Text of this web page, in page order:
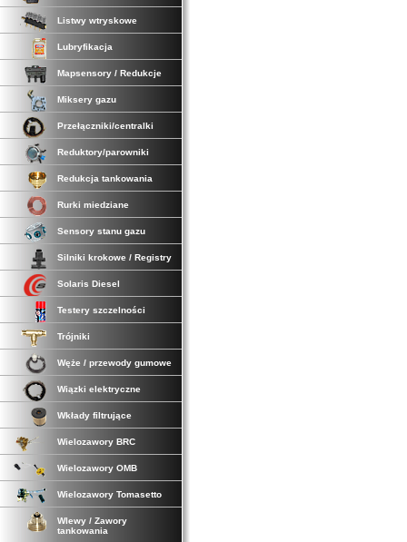
Listwy wtryskowe
Lubryfikacja
Mapsensory / Redukcje
Miksery gazu
Przełączniki/centralki
Reduktory/parowniki
Redukcja tankowania
Rurki miedziane
Sensory stanu gazu
Silniki krokowe / Registry
Solaris Diesel
Testery szczelności
Trójniki
Węże / przewody gumowe
Wiązki elektryczne
Wkłady filtrujące
Wielozawory BRC
Wielozawory OMB
Wielozawory Tomasetto
Wlewy / Zawory
tankowania